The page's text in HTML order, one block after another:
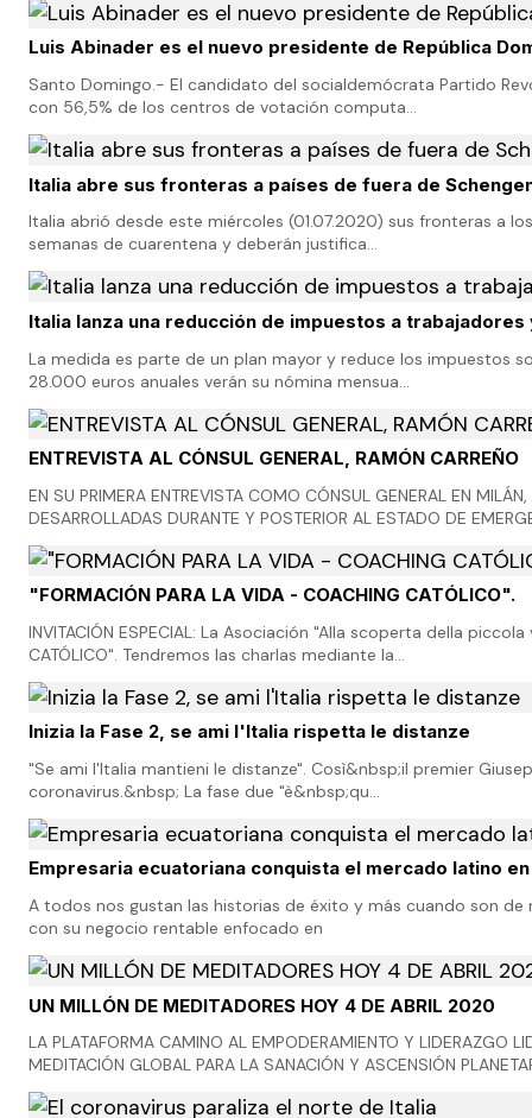
Luis Abinader es el nuevo presidente de República
Santo Domingo.- El candidato del socialdemócrata Partido
con 56,5% de los centros de votación computa…
Italia abre sus fronteras a países de fuera de
Italia abrió desde este miércoles (01.07.2020) sus fronteras a
semanas de cuarentena y deberán justifica…
Italia lanza una reducción de impuestos a
La medida es parte de un plan mayor y reduce los impuestos
28.000 euros anuales verán su nómina mensua…
ENTREVISTA AL CÓNSUL GENERAL, RAMÓN CARREÑO
EN SU PRIMERA ENTREVISTA COMO CÓNSUL GENERAL EN
DESARROLLADAS DURANTE Y POSTERIOR AL ESTADO DE
"FORMACIÓN PARA LA VIDA - COACHING CATÓLICO".
INVITACIÓN ESPECIAL: La Asociación "Alla scoperta della
CATÓLICO". Tendremos las charlas mediante la…
Inizia la Fase 2, se ami l'Italia rispetta le distanze
"Se ami l'Italia mantieni le distanze". Così&nbsp;il premier
coronavirus.&nbsp; La fase due "è&nbsp;qu…
Empresaria ecuatoriana conquista el mercado latino
A todos nos gustan las historias de éxito y más cuando son
con su negocio rentable enfocado en
UN MILLÓN DE MEDITADORES HOY 4 DE ABRIL 2020
LA PLATAFORMA CAMINO AL EMPODERAMIENTO Y LIDERAZGO
MEDITACIÓN GLOBAL PARA LA SANACIÓN Y ASCENSIÓN